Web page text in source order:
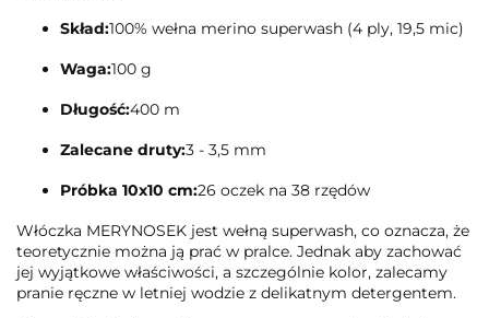
Skład:100% wełna merino superwash (4 ply, 19,5 mic)
Waga:100 g
Długość:400 m
Zalecane druty:3 - 3,5 mm
Próbka 10x10 cm:26 oczek na 38 rzędów
Włóczka MERYNOSEK jest wełną superwash, co oznacza, że
teoretycznie można ją prać w pralce. Jednak aby zachować
jej wyjątkowe właściwości, a szczególnie kolor, zalecamy
pranie ręczne w letniej wodzie z delikatnym detergentem.